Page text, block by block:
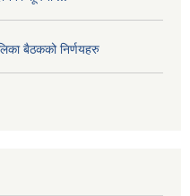
बैठकको निर्णयहरु